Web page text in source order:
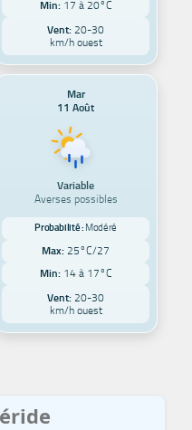
Min: 17 à 20°C
Vent: 20-30
km/h ouest
Mar
11 Août
Variable
Averses possibles
Probabilité : Modéré
Max: 25°C/27
Min: 14 à 17°C
Vent: 20-30
km/h ouest